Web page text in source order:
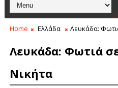
Home Ελλάδα Λευκάδα:
Λευκάδα: Φωτιά
Νικήτα